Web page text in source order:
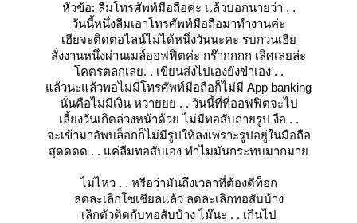
หัวข้อ: ลืมโทรศัพท์มือถือค่ะ แล้วบอกนายว่า . .
วันนี้หนึ่งลืมเอาโทรศัพท์มือถือมาทำงานค่ะ
เฮียจะติดต่อไลน์ไม่ได้หนึ่งวันนะคะ รบกวนเฮี
สั่งงานหนึ่งผ่านเมล์ออฟฟิตค่ะ กร๊ากกกก เลิศเลยล่ะ
คตรตลกเลย. . เขียนส่งไปเองยังขำเอง . .
ล้วนะแล้วพอไม่มีโทรศัพท์มือถือก็ไม่มี App banking
นั่นคือไม่มีเงิน หวายยย . . วันนี้ที่ที่ออฟฟิตจะไป
เลี้ยงวันเกิดล่วงหน้าด้วย ไม่มีทอสับถ่ายรูป งือ . .
จะเข้ามาอัพบล็อกก็ไม่มีรูปให้ลงเพราะรูปอยู่ในมือถือ
สุดดดด . . แค่ลืมทอสับเอง ทำไมมันกระทบมากมา
ไม่ไหว . . หรือว่ามันถึงเวลาที่ต้องดีท็อก
ลดละเลิกโซเชียลแล้ว ลดละเลิกทอสับบ้าง
เลิกตัวติดกับทอสับบ้าง ไม๊นะ . . เกินไป